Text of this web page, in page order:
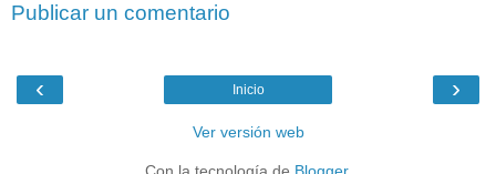
Publicar un comentario
‹ ›
Inicio
Ver versión web
Con la tecnología de Blogger.